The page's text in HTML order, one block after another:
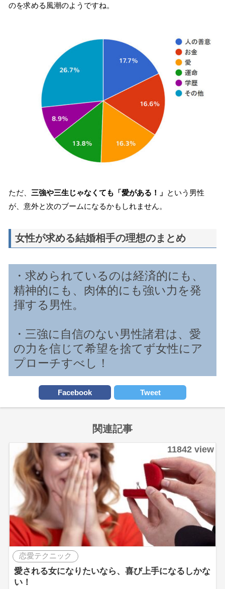
のを求める風潮のようですね。
ただ、 三強や三生じゃなくても「愛がある！」 という男性
が、意外と次のブームになるかもしれません。
女性が求める結婚相手の理想のまとめ
・求められているのは経済的にも、
精神的にも、肉体的にも強い力を発
揮する男性。
・三強に自信のない男性諸君は、愛
の力を信じて希望を捨てず女性にア
プローチすべし！
Facebook Tweet
関連記事
11842 view
恋愛テクニック
愛される女になりたいなら、喜び上手になるしかな
い！